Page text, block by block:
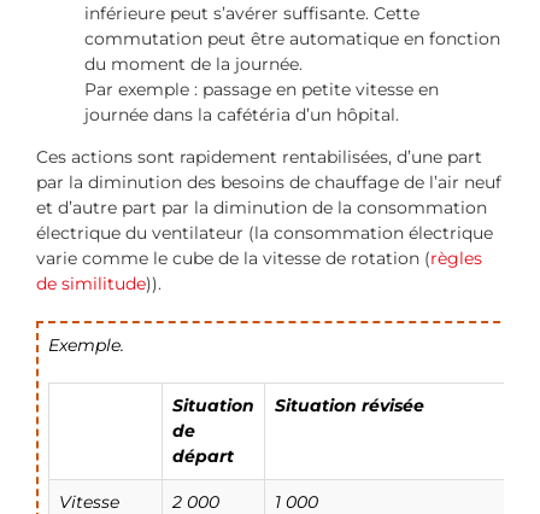
inférieure peut s’avérer suffisante. Cette
commutation peut être automatique en fonction
du moment de la journée.
Par exemple : passage en petite vitesse en
journée dans la cafétéria d’un hôpital.
Ces actions sont rapidement rentabilisées, d’une part
par la diminution des besoins de chauffage de l’air neuf
et d’autre part par la diminution de la consommation
électrique du ventilateur (la consommation électrique
varie comme le cube de la vitesse de rotation (règles
de similitude)).
Exemple.
Situation
de
départ
Situation révisée
Vitesse
2 000 1 000